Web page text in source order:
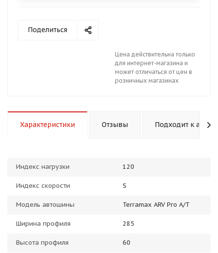
Поделиться
Цена действительна только
для интернет-магазина и
может отличаться от цен в
розничных магазинах
Характеристики Отзывы Подходит к авто
Индекс нагрузки 120
Индекс скорости S
Модель автошины Terramax ARV Pro A/T
Ширина профиля 285
Высота профиля 60